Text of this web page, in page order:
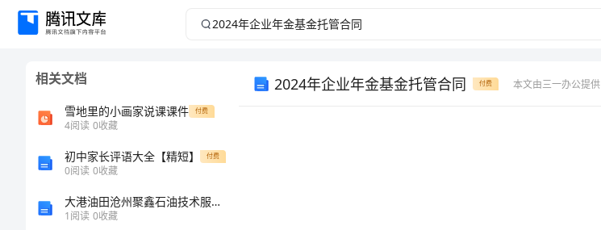
2024
相关文档
雪地里的小画家说课课件 付费
4阅读 0收藏
初中家长评语大全【精短】 付费
0阅读 0收藏
大港油田沧州聚鑫石油技术服务有限公司介绍企业发展分析报告
1阅读 0收藏
2024年企业年金基金托管合同 付费 本文由三一办公提供